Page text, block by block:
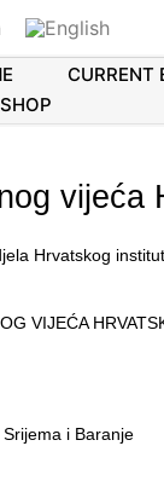
CURRENT
vijeća
Hrvatskog
VIJEĆA
i Baranje